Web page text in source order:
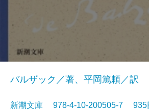
バルザック／著、平岡篤頼／訳
新潮文庫 978-4-10-200505-7